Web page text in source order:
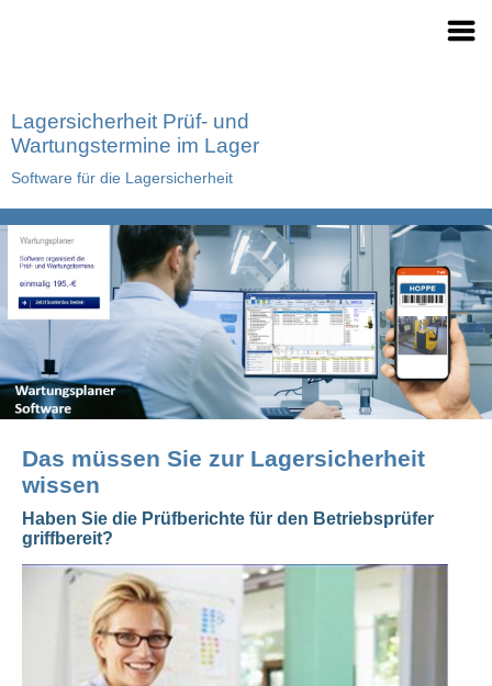
Lagersicherheit Prüf- und
Wartungstermine im Lager
Software für die Lagersicherheit
Das müssen Sie zur Lagersicherheit
wissen
Haben Sie die Prüfberichte für den Betriebsprüfer
griffbereit?